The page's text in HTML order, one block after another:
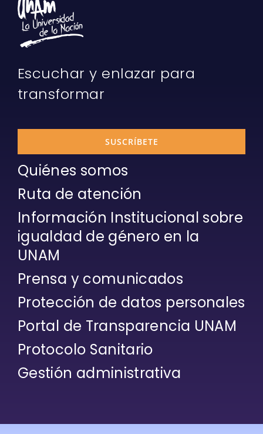
Escuchar y enlazar para
transformar
SUSCRÍBETE
Quiénes somos
Ruta de atención
Información Institucional sobre
igualdad de género en la
UNAM
Prensa y comunicados
Protección de datos personales
Portal de Transparencia UNAM
Protocolo Sanitario
Gestión administrativa